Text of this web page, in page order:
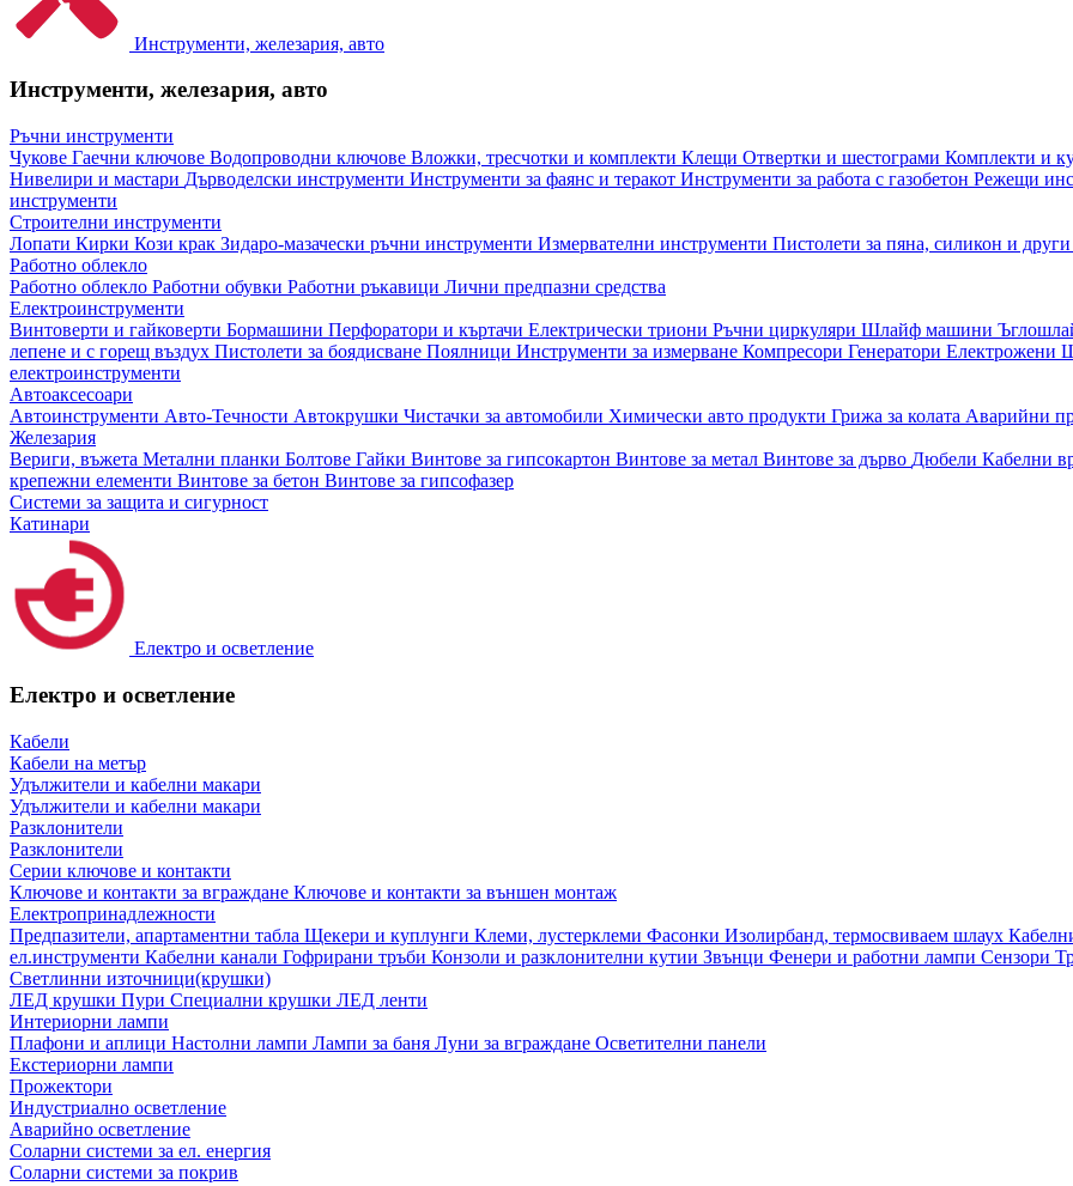
Инструменти, железария, авто
Инструменти, железария, авто
Ръчни инструменти
Чукове Гаечни ключове Водопроводни ключове Вложки, тресчотки и комплекти Клещи Отвертки и шестограми Комплекти и
Нивелири и мастари Дърводелски инструменти Инструменти за фаянс и теракот Инструменти за работа с газобетон Режещи
инструменти
Строителни инструменти
Лопати Кирки Кози крак Зидаро-мазачески ръчни инструменти Измервателни инструменти Пистолети за пяна, силикон и
Работно облекло
Работно облекло Работни обувки Работни ръкавици Лични предпазни средства
Електроинструменти
Винтоверти и гайковерти Бормашини Перфоратори и къртачи Електрически триони Ръчни циркуляри Шлайф машини
лепене и с горещ въздух Пистолети за боядисване Поялници Инструменти за измерване Компресори Генератори Електрожени
електроинструменти
Автоаксесоари
Автоинструменти Авто-Течности Автокрушки Чистачки за автомобили Химически авто продукти Грижа за колата Аварийни
Железария
Вериги, въжета Метални планки Болтове Гайки Винтове за гипсокартон Винтове за метал Винтове за дърво Дюбели Кабелни
крепежни елементи Винтове за бетон Винтове за гипсофазер
Системи за защита и сигурност
Катинари
Електро и осветление
Електро и осветление
Кабели
Кабели на метър
Удължители и кабелни макари
Удължители и кабелни макари
Разклонители
Разклонители
Серии ключове и контакти
Ключове и контакти за вграждане Ключове и контакти за външен монтаж
Електропринадлежности
Предпазители, апартаментни табла Щекери и куплунги Клеми, лустерклеми Фасонки Изолирбанд, термосвиваем шлаух
ел.инструменти Кабелни канали Гофрирани тръби Конзоли и разклонителни кутии Звънци Фенери и работни лампи Сензори
Светлинни източници(крушки)
ЛЕД крушки Пури Специални крушки ЛЕД ленти
Интериорни лампи
Плафони и аплици Настолни лампи Лампи за баня Луни за вграждане Осветителни панели
Екстериорни лампи
Прожектори
Индустриално осветление
Аварийно осветление
Соларни системи за ел. енергия
Соларни системи за покрив